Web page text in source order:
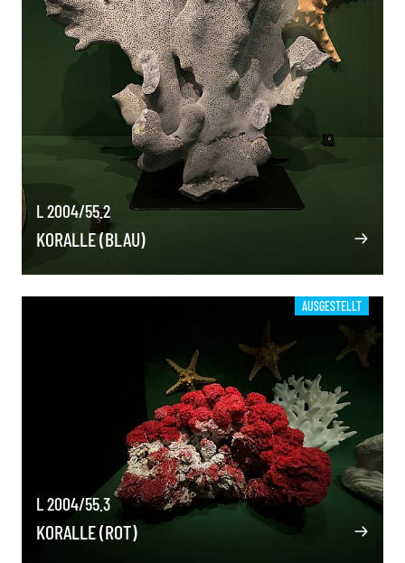
L 2004/55.2
KORALLE (BLAU)
AUSGESTELLT
L 2004/55.3
KORALLE (ROT)